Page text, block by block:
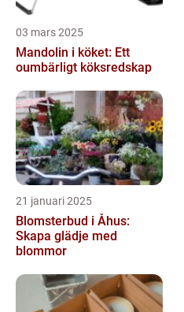
03 mars 2025
Mandolin i köket: Ett
oumbärligt köksredskap
21 januari 2025
Blomsterbud i Åhus:
Skapa glädje med
blommor